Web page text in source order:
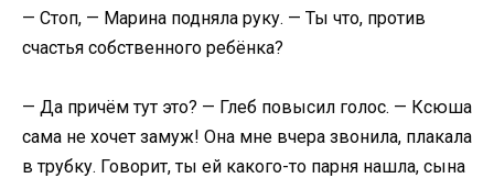
— Стоп, — Марина подняла руку. — Ты что, против
счастья собственного ребёнка?
— Да причём тут это? — Глеб повысил голос. — Ксюша
сама не хочет замуж! Она мне вчера звонила, плакала
в трубку. Говорит, ты ей какого-то парня нашла, сына